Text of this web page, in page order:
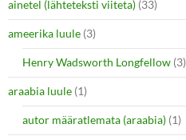
ainetel (lähteteksti viiteta) (33)
ameerika luule (3)
Henry Wadsworth Longfellow (3)
araabia luule (1)
autor määratlemata (araabia) (1)